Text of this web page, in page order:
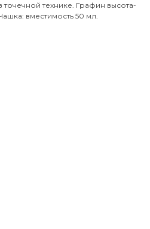
технике. Графин высота-
вместимость 50 мл.